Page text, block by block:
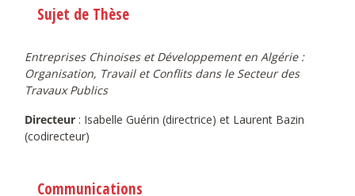
Sujet de Thèse
Entreprises Chinoises et Développement en Algérie :
Organisation, Travail et Conflits dans le Secteur des
Travaux Publics
Directeur : Isabelle Guérin (directrice) et Laurent Bazin
(codirecteur)
Communications